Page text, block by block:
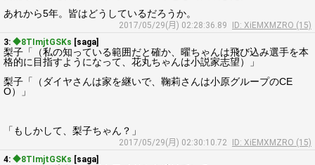
あれから5年。皆はどうしているだろうか。
2017/05/29(月) 02:28:36.89
ID: XiEMXMZRO (15)
3: ◆8TImjtGSKs [saga]
梨子「（私の知っている範囲だと確か、曜ちゃんは飛び込み選手を本
格的に目指すようになって、花丸ちゃんは小説家志望）」
梨子「（ダイヤさんは家を継いで、鞠莉さんは小原グループのCE
O）」
「もしかして、梨子ちゃん？」
2017/05/29(月) 02:30:10.72
ID: XiEMXMZRO (15)
4: ◆8TImjtGSKs [saga]